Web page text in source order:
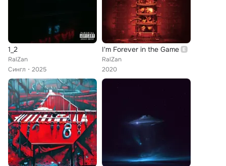
1_2
RalZan
Сингл
2025
I'm Forever in the Game
RalZan
2020